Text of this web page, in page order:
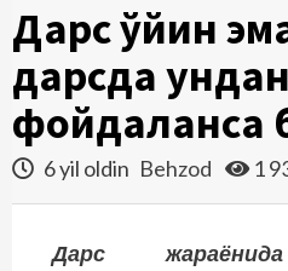
Дарс ўйин
дарсда ундан
фойдаланса
6 yil oldin Behzod 1
Дарс